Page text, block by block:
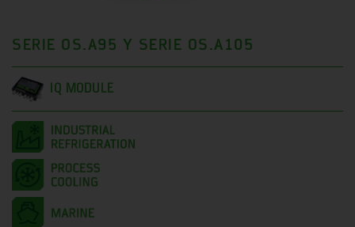
SERIE OS.A95 Y SERIE OS.A105
IQ MODULE